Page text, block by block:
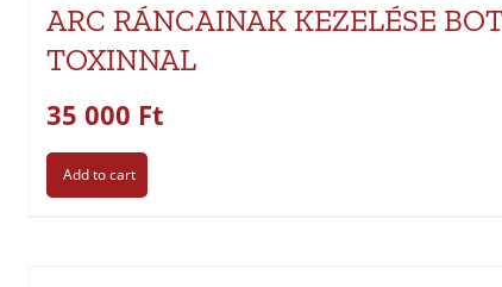
ARC RÁNCAINAK KEZELÉSE
TOXINNAL
35 000 Ft
Add to cart